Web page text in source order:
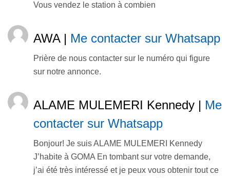
Vous vendez le station à combien
AWA | Me contacter sur Whatsapp
Prière de nous contacter sur le numéro qui figure
sur notre annonce.
ALAME MULEMERI Kennedy | Me
contacter sur Whatsapp
Bonjour! Je suis ALAME MULEMERI Kennedy
J’habite à GOMA En tombant sur votre demande,
j’ai été très intéressé et je peux vous obtenir tout ce